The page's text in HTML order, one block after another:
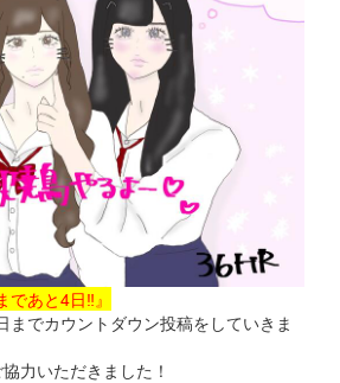
であと4日‼』
までカウントダウン投稿をしていきま
力いただきました！